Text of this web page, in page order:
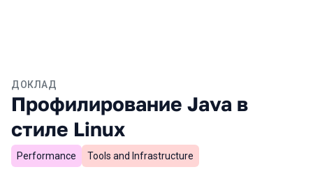
ДОКЛАД
Профилирование Java в
стиле Linux
Performance Tools and Infrastructure